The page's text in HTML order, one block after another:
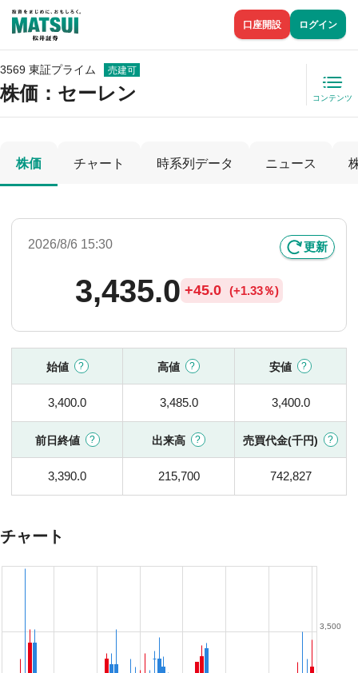
口座開設 ログイン
3569 東証プライム 売建可
株価 ：セーレン コンテンツ
株価 チャート 時系列データ ニュース
2026/8/6 15:30 更新
3,435.0 +45.0 (+1.33％)
始値 高値 安値
3,400.0 3,485.0 3,400.0
前日終値 出来高 売買代金(千円)
3,390.0 215,700 742,827
チャート
3,500